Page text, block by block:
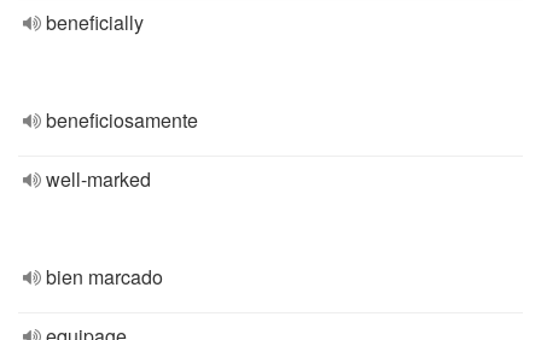
beneficially
beneficiosamente
well-marked
bien marcado